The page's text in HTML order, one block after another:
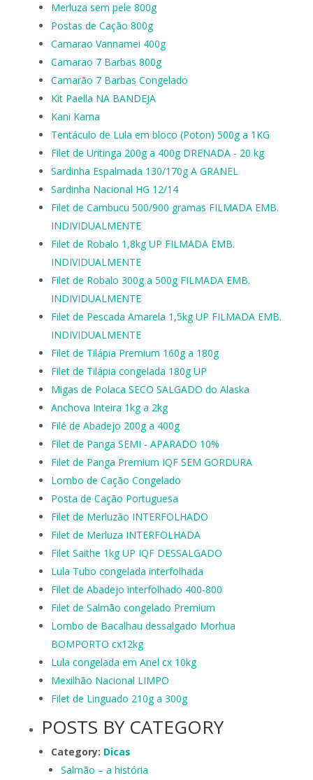
Merluza sem pele 800g
Postas de Cação 800g
Camarao Vannamei 400g
Camarao 7 Barbas 800g
Camarão 7 Barbas Congelado
Kit Paella NA BANDEJA
Kani Kama
Tentáculo de Lula em bloco (Poton) 500g a 1KG
Filet de Uritinga 200g a 400g DRENADA - 20 kg
Sardinha Espalmada 130/170g A GRANEL
Sardinha Nacional HG 12/14
Filet de Cambucu 500/900 gramas FILMADA EMB.
INDIVIDUALMENTE
Filet de Robalo 1,8kg UP FILMADA EMB.
INDIVIDUALMENTE
Filet de Robalo 300g a 500g FILMADA EMB.
INDIVIDUALMENTE
Filet de Pescada Amarela 1,5kg UP FILMADA EMB.
INDIVIDUALMENTE
Filet de Tilápia Premium 160g a 180g
Filet de Tilápia congelada 180g UP
Migas de Polaca SECO SALGADO do Alaska
Anchova Inteira 1kg a 2kg
Filé de Abadejo 200g a 400g
Filet de Panga SEMI - APARADO 10%
Filet de Panga Premium IQF SEM GORDURA
Lombo de Cação Congelado
Posta de Cação Portuguesa
Filet de Merluzão INTERFOLHADO
Filet de Merluza INTERFOLHADA
Filet Saithe 1kg UP IQF DESSALGADO
Lula Tubo congelada interfolhada
Filet de Abadejo interfolhado 400-800
Filet de Salmão congelado Premium
Lombo de Bacalhau dessalgado Morhua
BOMPORTO cx12kg
Lula congelada em Anel cx 10kg
Mexilhão Nacional LIMPO
Filet de Linguado 210g a 300g
POSTS BY CATEGORY
Category: Dicas
Salmão – a história